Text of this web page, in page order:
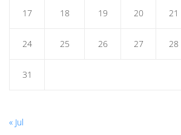
17 18 19 20 21
24 25 26 27 28
31
« Jul